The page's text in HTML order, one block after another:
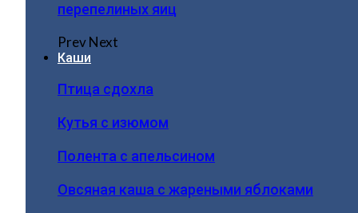
перепелиных яиц
PrevNext
Каши
Птица сдохла
Кутья с изюмом
Полента с апельсином
Овсяная каша с жареными яблоками